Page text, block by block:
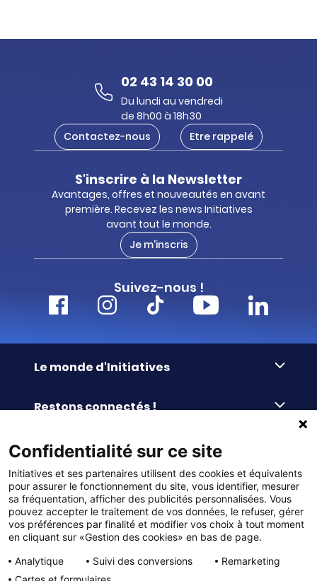
02 43 14 30 00
Du lundi au vendredi
de 8h00 à 18h30
Contactez-nous
Etre rappelé
S'inscrire à la Newsletter
Avantages, offres et nouveautés en avant
première. Recevez les news Initiatives
avant tout le monde.
Je m'inscris
Suivez-nous !
Le monde d'Initiatives
Le Fond’Actions Initiatives
Enquête de satisfaction
Restons connectés !
Le blog
La newsletter
Commander facilement
Commande par référence
Catalogues à télécharger
Panier
La livraison
Le paiement
Services & FAQ
Reprise des invendus
Paiement différé sans frais
100% Satisfait ou Remboursé
Le service Après-Vente
Liens pratiques
© DMP Initiatives 10 avenue Georges Auric - 72021
LE MANS CEDEX 2
Initiatives est le spécialiste français des solutions de
Confidentialité sur ce site
Initiatives et ses partenaires utilisent des cookies et équivalents
pour assurer le fonctionnement du site, vous identifier, mesurer
sa fréquentation, afficher des publicités personnalisées. Vous
pouvez accepter le traitement de vos données, le refuser, gérer
vos préférences par finalité et modifier vos choix à tout moment
en cliquant sur «Gestion des cookies» en bas de page.
Analytique
Suivi des conversions
Remarketing